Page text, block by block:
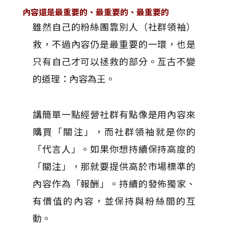
內容還是最重要的、最重要的、最重要的
雖然自己的粉絲團靠別人（社群領袖）
救，不過內容仍是最重要的一環，也是
只有自己才可以拯救的部分。亙古不變
的道理：內容為王。
講簡單一點經營社群有點像是用內容來
購買「關注」，而社群領袖就是你的
「代言人」。如果你想持續保持高度的
「關注」，那就要提供高於市場標準的
內容作為「報酬」。持續的發佈獨家、
有價值的內容，並保持與粉絲間的互
動。